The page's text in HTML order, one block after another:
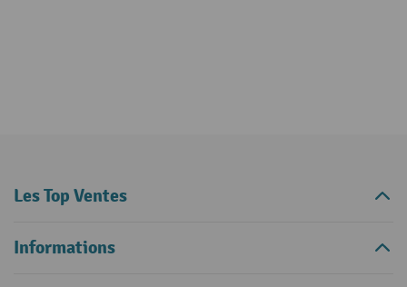
Les Top Ventes
Informations